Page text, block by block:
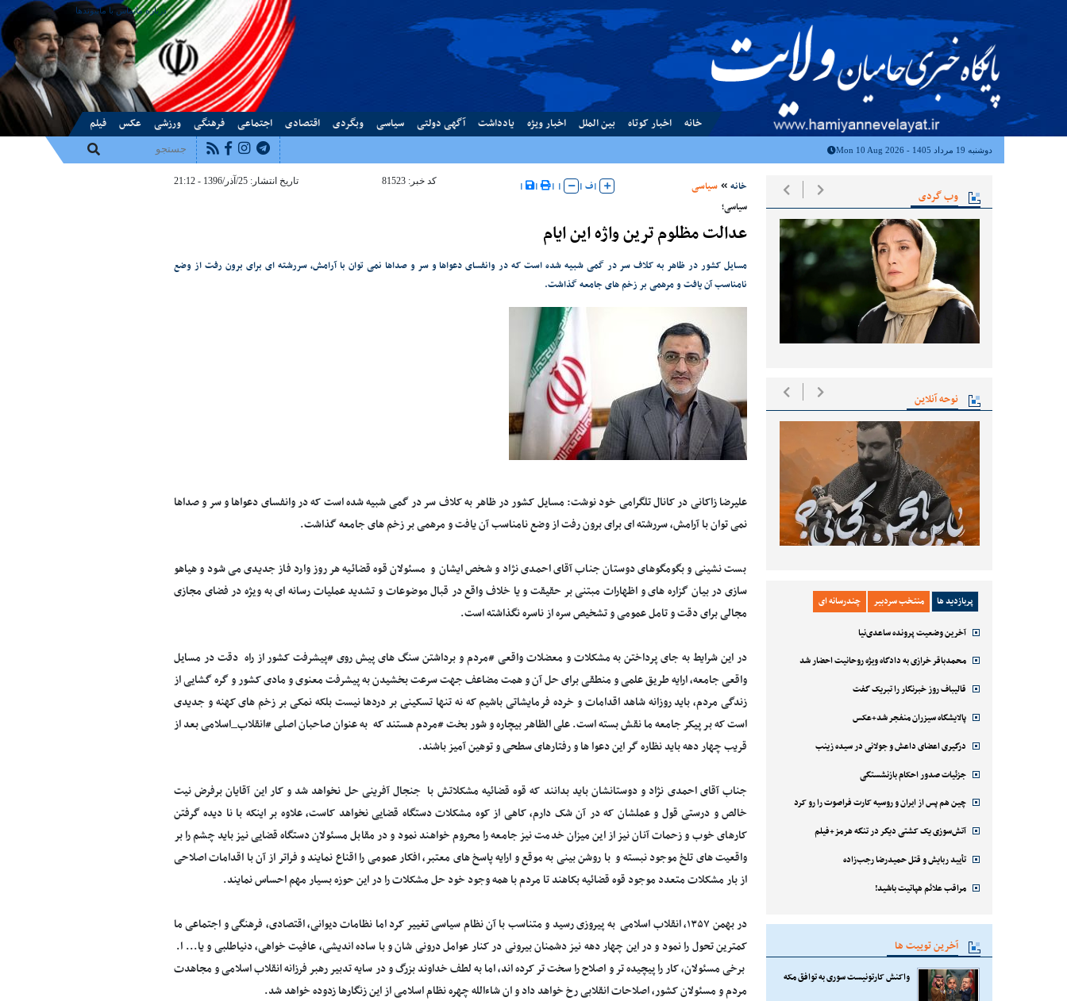
درباره ماتماس با ماپیوندها
خانه اخبار کوتاه بین الملل اخبار ویژه یادداشت آگهی دولتی سیاسی وبگردی اقتصادی اجتماعی فرهنگی ورزشی عکس فیلم
دوشنبه 19 مرداد 1405 - Mon 10 Aug 2026
وب گردی
نوحه آنلاین
پربازدید ها منتخب سردبیر چندرسانه ای
آخرین وضعیت پرونده ساعدی‌نیا
محمدباقر خرازی به دادگاه ویژه روحانیت احضار شد
قالیباف روز خبرنگار را تبریک گفت
پالایشگاه سیزران منفجر شد+عکس
درگیری اعضای داعش و جولانی در سیده زینب
جزئیات صدور احکام بازنشستگی
چین هم پس از ایران و روسیه کارت فراصوت را رو کرد
آتش‌سوزی یک کشتی دیگر در تنگه هرمز+فیلم
تأیید ربایش و قتل حمیدرضا رجب‌زاده
مراقب علائم هپاتیت باشید!
آخرین توییت ها
واکنش کارتونیست سوری به توافق مکه
خانه سیاسی |ف|
|
|
|
| کد خبر: 81523 تاریخ انتشار: 25/آذر/1396 - 21:12
سیاسی؛
عدالت مظلوم ترین واژه این ایام
مسایل کشور در ظاهر به کلاف سر در گمی شبیه شده است که در وانفسای دعواها و سر و صداها نمی توان با آرامش، سررشته ای برای برون رفت از وضع
نامناسب آن یافت و مرهمی بر زخم های جامعه گذاشت.
علیرضا زاکانی در کانال تلگرامی خود نوشت: مسایل کشور در ظاهر به کلاف سر در گمی شبیه شده است که در وانفسای دعواها و سر و صداها
نمی توان با آرامش، سررشته ای برای برون رفت از وضع نامناسب آن یافت و مرهمی بر زخم های جامعه گذاشت.
بست نشینی و بگومگوهای دوستان جناب آقای احمدی نژاد و شخص ایشان و مسئولان قوه قضائیه هر روز وارد فاز جدیدی می شود و هیاهو
سازی در بیان گزاره های و اظهارات مبتنی بر حقیقت و یا خلاف واقع در قبال موضوعات و تشدید عملیات رسانه ای به ویژه در فضای مجازی
مجالی برای دقت و تامل عمومی و تشخیص سره از ناسره نگذاشته است.
در این شرایط به جای پرداختن به مشکلات و معضلات واقعی #مردم و برداشتن سنگ های پیش روی #پیشرفت کشور از راه دقت در مسایل
واقعی جامعه، ارایه طریق علمی و منطقی برای حل آن و همت مضاعف جهت سرعت بخشیدن به پیشرفت معنوی و مادی کشور و گره گشایی از
زندگی مردم، باید روزانه شاهد اقدامات و خرده فرمایشاتی باشیم که نه تنها تسکینی بر دردها نیست بلکه نمکی بر زخم های کهنه و جدیدی
است که بر پیکر جامعه ما نقش بسته است. علی الظاهر بیچاره و شور بخت #مردم هستند که به عنوان صاحبان اصلی #انقلاب_اسلامی بعد از
قریب چهار دهه باید نظاره گر این دعوا ها و رفتارهای سطحی و توهین آمیز باشند.
جناب آقای احمدی نژاد و دوستانشان باید بدانند که قوه قضائیه مشکلاتش با جنجال آفرینی حل نخواهد شد و کار این آقایان برفرض نیت
خالص و درستی قول و عملشان که در آن شک دارم، کاهی از کوه مشکلات دستگاه قضایی نخواهد کاست، علاوه بر اینکه با نا دیده گرفتن
کارهای خوب و زحمات آنان نیز از این میزان خدمت نیز جامعه را محروم خواهند نمود و در مقابل مسئولان دستگاه قضایی نیز باید چشم را بر
واقعیت های تلخ موجود نبسته و با روشن بینی به موقع و ارایه پاسخ های معتبر، افکار عمومی را اقناع نمایند و فراتر از آن با اقدامات اصلاحی
از بار مشکلات متعدد موجود قوه قضائیه بکاهند تا مردم با همه وجود خود حل مشکلات را در این حوزه بسیار مهم احساس نمایند.
در بهمن ۱۳۵۷، انقلاب اسلامی به پیروزی رسید و متناسب با آن نظام سیاسی تغییر کرد اما نظامات دیوانی، اقتصادی، فرهنگی و اجتماعی ما
کمترین تحول را نمود و در این چهار دهه نیز دشمنان بیرونی در کنار عوامل درونی شان و با ساده اندیشی، عافیت خواهی، دنیاطلبی و یا... ا.
برخی مسئولان، کار را پیچیده تر و اصلاح را سخت تر کرده اند، اما به لطف خداوند بزرگ و در سایه تدبیر رهبر فرزانه انقلاب اسلامی و مجاهدت
مردم و مسئولان کشور، اصلاحات انقلابی رخ خواهد داد و ان شاءالله چهره نظام اسلامی از این زنگارها زدوده خواهد شد.